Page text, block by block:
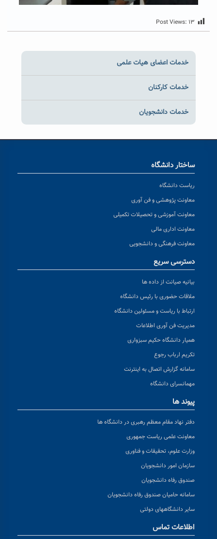
Post Views: ۱۳
خدمات اعضای هیات علمی
خدمات کارکنان
خدمات دانشجویان
ساختار دانشگاه
ریاست دانشگاه
معاونت پژوهشی و فن آوری
معاونت آموزشی و تحصیلات تکمیلی
معاونت اداری مالی
معاونت فرهنگی و دانشجویی
دسترسی سریع
بیانیه صیانت از داده ها
ملاقات حضوری با رئیس دانشگاه
ارتباط با ریاست و مسئولین دانشگاه
مدیریت فن آوری اطلاعات
همیار دانشگاه حکیم سبزواری
تکریم ارباب رجوع
سامانه گزارش اتصال به اینترنت
مهمانسرای دانشگاه
پیوند ها
دفتر نهاد مقام معظم رهبری در دانشگاه ها
معاونت علمی ریاست جمهوری
وزارت علوم، تحقیقات و فناوری
سازمان امور دانشجویان
صندوق رفاه دانشجویان
سامانه حامیان صندوق رفاه دانشجویان
سایر دانشگاههای دولتی
اطلاعات تماس